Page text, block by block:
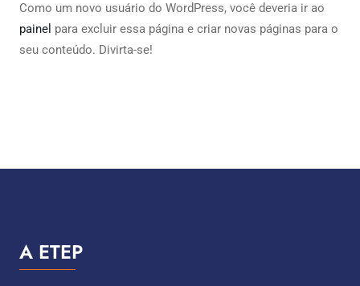
Como um novo usuário do WordPress, você deveria ir ao
painel para excluir essa página e criar novas páginas para o
seu conteúdo. Divirta-se!
A ETEP